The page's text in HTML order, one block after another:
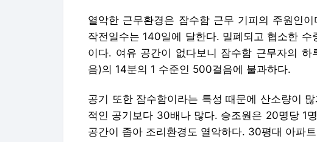
열악한 근무환경은 잠수함 근무 기피의 주원인
작전일수는 140일에 달한다. 밀폐되고 협소한
이다. 여유 공간이 없다보니 잠수함 근무자의
음)의 14분의 1 수준인 500걸음에 불과하다.
공기 또한 잠수함이라는 특성 때문에 산소량이
적인 공기보다 30배나 많다. 승조원은 20명당 1
공간이 좁아 조리환경도 열악하다. 30평대 아파